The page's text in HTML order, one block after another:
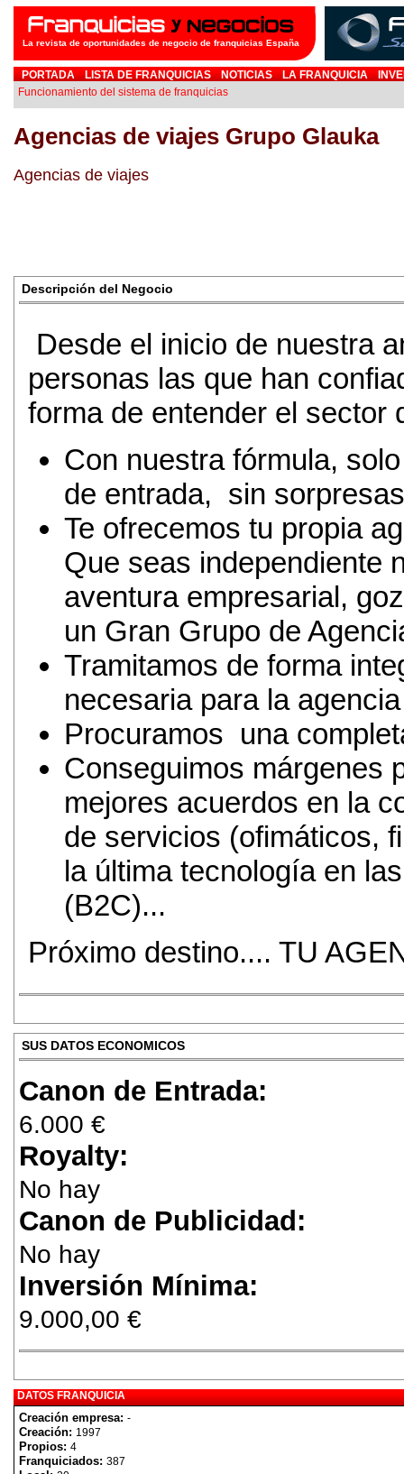
La revista de oportunidades de negocio de franquicias España
PORTADA LISTA DE FRANQUICIAS NOTICIAS LA FRANQUICIA
Funcionamiento del sistema de franquicias
Agencias de viajes Grupo Glauka
Agencias de viajes
Descripción del Negocio
Desde el inicio de nuestra
personas las que han
forma de entender el sector
Con nuestra fórmula,
de entrada, sin
Te ofrecemos tu propia
Que seas independiente
aventura empresarial,
un Gran Grupo de
Tramitamos de forma
necesaria para la
Procuramos una
Conseguimos márgenes
mejores acuerdos en la
de servicios (ofimáticos,
la última tecnología en
(B2C)...
Próximo destino.... TU
SUS DATOS ECONOMICOS
Canon de Entrada:
6.000 €
Royalty:
No hay
Canon de Publicidad:
No hay
Inversión Mínima:
9.000,00 €
DATOS FRANQUICIA
Creación empresa: -
Creación: 1997
Propios: 4
Franquiciados: 387